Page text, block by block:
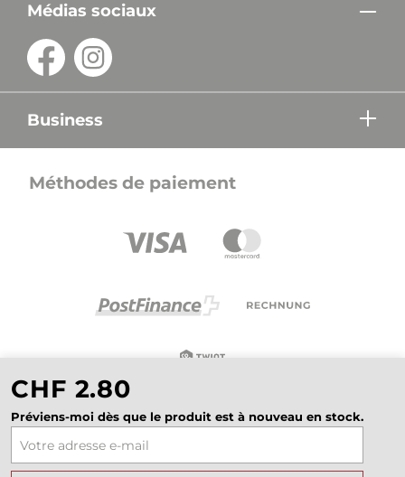
CHF 2.80
Préviens-moi dès que le produit est à nouveau en stock.
Médias sociaux
Business
Méthodes de paiement
Tous les prix sont en CHF, TVA incluse, plus les frais
d'expédition, sauf indication contraire.